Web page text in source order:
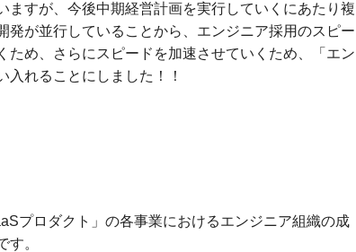
ますが、今後中期経営計画を実行していくにあたり複
発が並行していることから、エンジニア採用のスピー
ため、さらにスピードを加速させていくため、「エン
入れることにしました！！
プロダクト」の各事業におけるエンジニア組織の成
す。